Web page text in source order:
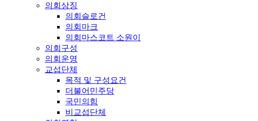
의회상징
의회슬로건
의회마크
의회마스코트 소원이
의회구성
의회운영
교섭단체
목적 및 구성요건
더불어민주당
국민의힘
비교섭단체